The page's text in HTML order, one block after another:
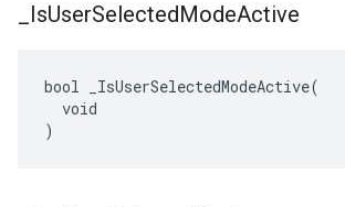
IsUserSelectedModeActive
bool _IsUserSelectedModeActive(
  void
)